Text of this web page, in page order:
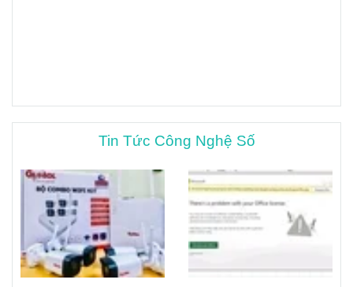
Tin Tức Công Nghệ Số